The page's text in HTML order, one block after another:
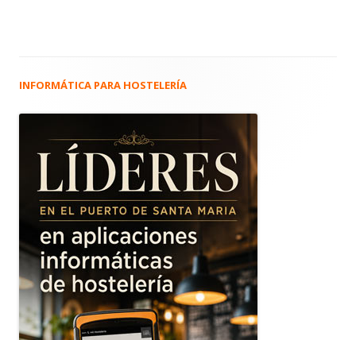
Barra
principal
INFORMÁTICA PARA HOSTELERÍA